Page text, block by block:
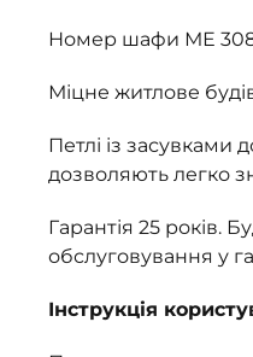
Номер шафи МЕ
Міцне житлове
Петлі із засувками
дозволяють легко
Гарантія 25 років.
обслуговування у
Інструкція